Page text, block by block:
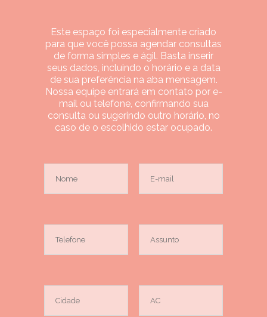
Este espaço foi especialmente criado
para que você possa agendar consultas
de forma simples e ágil. Basta inserir
seus dados, incluindo o horário e a data
de sua preferência na aba mensagem.
Nossa equipe entrará em contato por e-
mail ou telefone, confirmando sua
consulta ou sugerindo outro horário, no
caso de o escolhido estar ocupado.